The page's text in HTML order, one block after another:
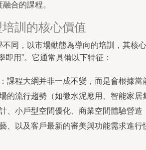
合的課程。
訓的核心價值
同，以市場動態為導向的培訓，其核心
即用”。它通常具備以下特征：
：課程大綱并非一成不變，而是會根據當
的流行趨勢（如微水泥應用、智能家居
、小戶型空間優化、商業空間體驗營造
、以及客戶最新的審美與功能需求進行